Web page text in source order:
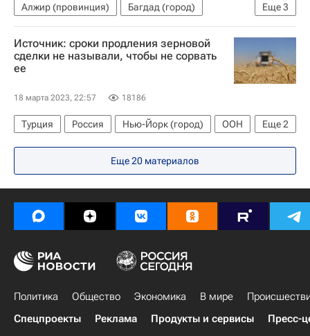
Еще3
Алжир (провинция)
Багдад (город)
Европа
Рамзан Кадыров В мире
Источник: сроки продления зерновой
сделки не называли, чтобы не сорвать
ее
18 марта 2023, 22:57 18186
Еще2
Турция Россия Нью-Йорк (город)
ООН
Зерновая сделка
В мире
Еще 20 материалов
Политика Общество Экономика В мире
Спецпроекты
Реклама Продукты и сервисы Пресс-